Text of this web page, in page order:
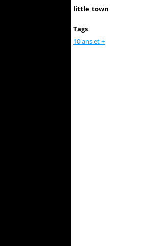
little_town
Tags
10 ans et +